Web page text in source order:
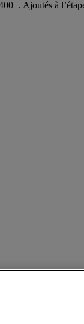
Ajoutés à